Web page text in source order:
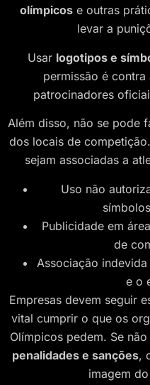
olímpicose outras
levar a
Usar logotipos e
permissão é
patrocinadores
Além disso, não se pode
dos locais de
sejam associadas a
Uso não
Publicidade em
de
Associação
e o
Empresas devem seguir
vital cumprir o que os
Olímpicos pedem. Se
penalidades e sanções,
imagem